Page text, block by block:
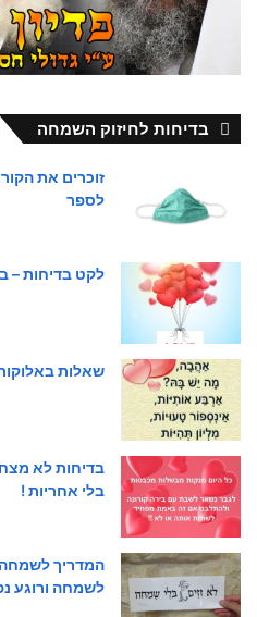
בדיחות לחיזוק השמחה
זוכרים את
לספר
לקט בדיחות –
שאלות
בלי אחריות !
לשמחה ורוגע